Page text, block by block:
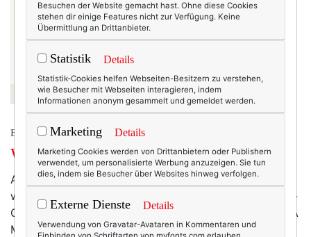
BEAUTY & FASHION
Wie ich lernte, Brokkoli zu lieben.
Aus: Fulvio Bonavia, Style & Taste Die Himbeertasche
würde mir allerdings auch gefallen. Oder der Sardinen-
Gürtel. Oder die Pralinen-Ohrringe! Aber guck selbst: A
Matter of Taste.
Besuchen der Website gemacht hast. Ohne diese Cookies
stehen dir einige Features nicht zur Verfügung. Keine
Übermittlung an Drittanbieter.
Statistik Details
Statistik-Cookies helfen Webseiten-Besitzern zu verstehen,
wie Besucher mit Webseiten interagieren, indem
Informationen anonym gesammelt und gemeldet werden.
Marketing Details
Marketing Cookies werden von Drittanbietern oder Publishern
verwendet, um personalisierte Werbung anzuzeigen. Sie tun
dies, indem sie Besucher über Websites hinweg verfolgen.
Externe Dienste Details
Verwendung von Gravatar-Avataren in Kommentaren und